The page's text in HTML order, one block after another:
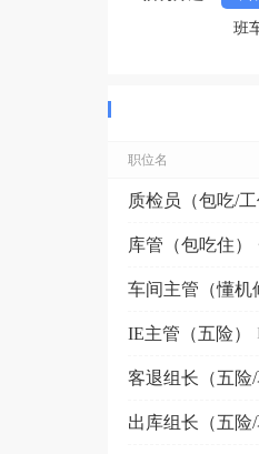
班
职位名
质检员（包吃/工
库管（包吃住）
IE主管（五险）
客退组长（五险/
出库组长（五险/